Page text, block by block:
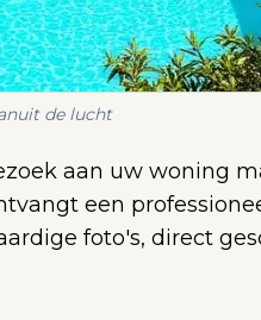
de lucht
aan uw woning
een
foto's, direct